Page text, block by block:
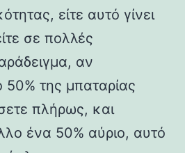
είτε αυτό γίνει
σε πολλές
αν
της μπαταρίας
πλήρως, και
ένα 50% αύριο, αυτό